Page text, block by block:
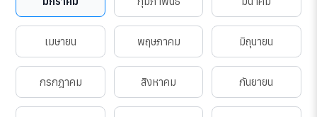
เมษายน พฤษภาคม มิถุนายน
กรกฎาคม สิงหาคม กันยายน